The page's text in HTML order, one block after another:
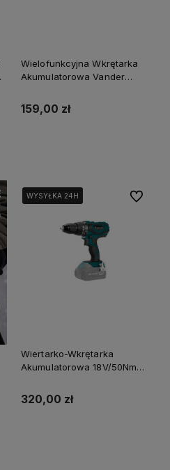
Wielofunkcyjna Wkrętarka
Akumulatorowa Vander
159,00 zł
WYSYŁKA 24H
WYSYŁKA 24H
WYSYŁKA 24H
Wiertarko-Wkrętarka
Akumulatorowa 18V/50Nm
320,00 zł
Do